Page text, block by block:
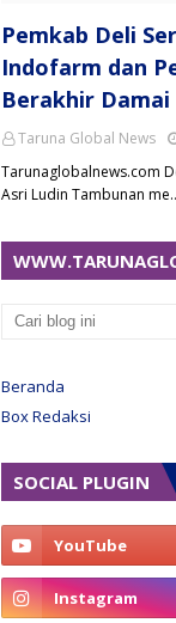
Pemkab Deli
Indofarm dan
Berakhir Damai
Taruna Global News
Tarunaglobalnews.com
Asri Ludin Tambunan
Beranda
Box Redaksi
SOCIAL PLUGIN